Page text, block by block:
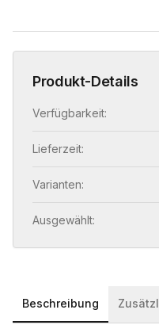
Produkt-Details
Verfügbarkeit:
Lieferzeit:
Varianten:
Ausgewählt:
Beschreibung